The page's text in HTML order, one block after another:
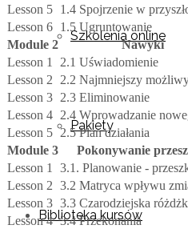
Szkolenia online
Pakiety
Biblioteka kursów
Lesson 5 1.4 Spojrzenie w
Lesson 6 1.5 Ugruntowanie
Module 2
Nawyki
Lesson 1 2.1 Uświadomienie
Lesson 2 2.2 Najmniejszy
Lesson 3 2.3 Eliminowanie
Lesson 4 2.4 Wprowadzanie
Lesson 5 2.5 Plan działania
Module 3
Pokonywanie
Lesson 1 3.1. Planowanie -
Lesson 2 3.2 Matryca wpływu
Lesson 3 3.3 Czarodziejska
Lesson 4 3.4 Przekonania